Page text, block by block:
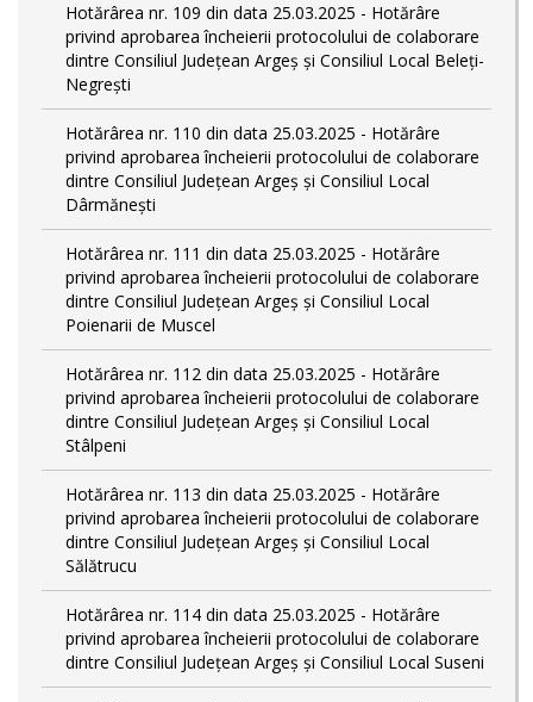
Hotărârea nr. 109 din data 25.03.2025 - Hotărâre
privind aprobarea încheierii protocolului de colaborare
dintre Consiliul Județean Argeș și Consiliul Local Beleți-
Negrești
Hotărârea nr. 110 din data 25.03.2025 - Hotărâre
privind aprobarea încheierii protocolului de colaborare
dintre Consiliul Județean Argeș și Consiliul Local
Dârmănești
Hotărârea nr. 111 din data 25.03.2025 - Hotărâre
privind aprobarea încheierii protocolului de colaborare
dintre Consiliul Județean Argeș și Consiliul Local
Poienarii de Muscel
Hotărârea nr. 112 din data 25.03.2025 - Hotărâre
privind aprobarea încheierii protocolului de colaborare
dintre Consiliul Județean Argeș și Consiliul Local
Stâlpeni
Hotărârea nr. 113 din data 25.03.2025 - Hotărâre
privind aprobarea încheierii protocolului de colaborare
dintre Consiliul Județean Argeș și Consiliul Local
Sălătrucu
Hotărârea nr. 114 din data 25.03.2025 - Hotărâre
privind aprobarea încheierii protocolului de colaborare
dintre Consiliul Județean Argeș și Consiliul Local Suseni